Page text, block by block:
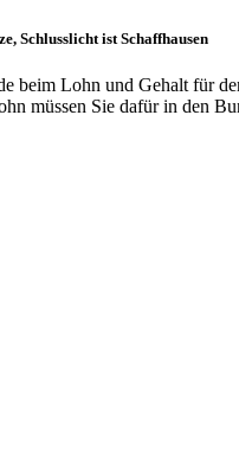
Schlusslicht ist Schaffhausen
beim Lohn und Gehalt für
müssen Sie dafür in den